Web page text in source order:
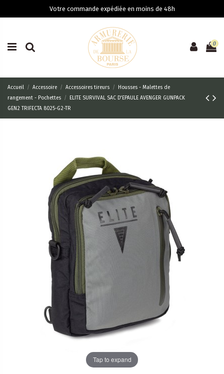
Votre commande expédiée en moins de 48h
0
Accueil Accessoire Accessoires tireurs
Housses - Malettes de
rangement - Pochettes
ELITE SURVIVAL SAC D'EPAULE AVENGER GUNPACK
GEN2 TRIFECTA 8025-G2-TR
Tap to expand